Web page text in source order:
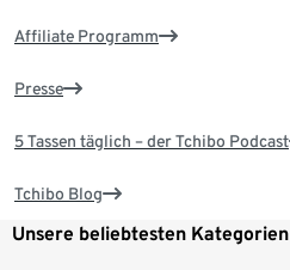
Affiliate Programm
Presse
5 Tassen täglich – der Tchibo Podcast
Tchibo Blog
Unsere beliebtesten Kategorien